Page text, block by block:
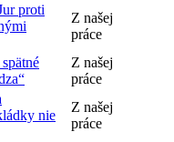
proti
Z našej
práce
Z našej
práce
nie
Z našej
práce